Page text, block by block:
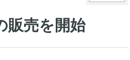
販売を開始